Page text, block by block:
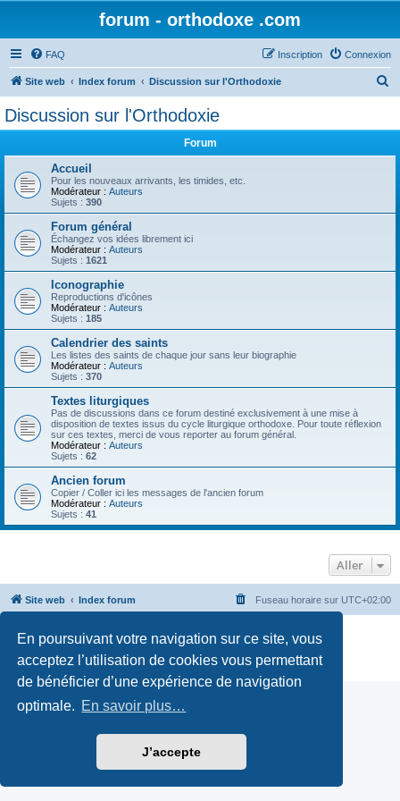
En poursuivant votre navigation sur ce site, vous
acceptez l’utilisation de cookies vous permettant
de bénéficier d’une expérience de navigation
optimale. En savoir plus…
J’accepte
forum - orthodoxe .com
FAQ Connexion
Inscription
Site web Index forum Discussion sur l'Orthodoxie
r
Discussion sur l'Orthodoxie
Forum
Accueil
Pour les nouveaux arrivants, les timides, etc.
Modérateur : Auteurs
Sujets : 390
Forum général
Échangez vos idées librement ici
Modérateur : Auteurs
Sujets : 1621
Iconographie
Reproductions d'icônes
Modérateur : Auteurs
Sujets : 185
Calendrier des saints
Les listes des saints de chaque jour sans leur biographie
Modérateur : Auteurs
Sujets : 370
Textes liturgiques
Pas de discussions dans ce forum destiné exclusivement à une mise à
disposition de textes issus du cycle liturgique orthodoxe. Pour toute réflexion
sur ces textes, merci de vous reporter au forum général.
Modérateur : Auteurs
Sujets : 62
Ancien forum
Copier / Coller ici les messages de l'ancien forum
Modérateur : Auteurs
Sujets : 41
Aller
Site web Index forum Fuseau horaire sur UTC+02:00
Développé par
® Forum Software © phpBB Limited
Traduction française officielle
Confidentialité|Conditions